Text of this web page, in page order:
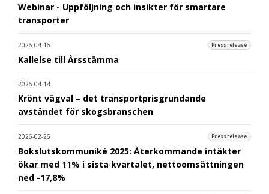
Webinar - Uppföljning och insikter för smartare
transporter
2026-04-16 Pressrelease
Kallelse till Årsstämma
2026-04-14
Krönt vägval – det transportprisgrundande
avståndet för skogsbranschen
2026-02-26 Pressrelease
Bokslutskommuniké 2025: Återkommande intäkter
ökar med 11% i sista kvartalet, nettoomsättningen
ned -17,8%